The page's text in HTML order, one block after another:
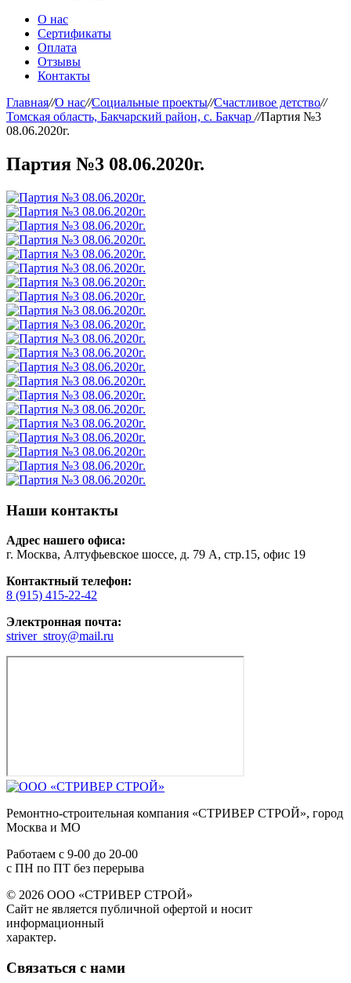
О нас
Сертификаты
Оплата
Отзывы
Контакты
Главная//О нас//Социальные проекты//Счастливое детство//
Томская область, Бакчарский район, с. Бакчар //Партия №3
08.06.2020г.
Партия №3 08.06.2020г.
Наши контакты
Адрес нашего офиса:
г. Москва, Алтуфьевское шоссе, д. 79 А, стр.15, офис 19
Контактный телефон:
8 (915) 415-22-42
Электронная почта:
striver_stroy@mail.ru
Ремонтно-строительная компания «СТРИВЕР СТРОЙ», город
Москва и МО
Работаем с 9-00 до 20-00
с ПН по ПТ без перерыва
© 2026 ООО «СТРИВЕР СТРОЙ»
Сайт не является публичной офертой и носит
информационный
характер.
Связаться с нами